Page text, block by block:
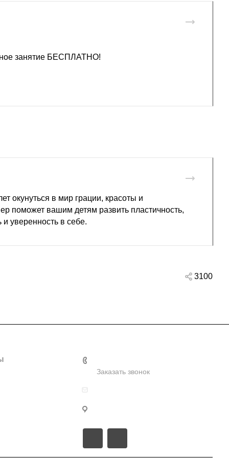
занятие БЕСПЛАТНО!
окунуться в мир грации, красоты и
поможет вашим детям развить пластичность,
уверенность в себе.
3100
Заказать звонок